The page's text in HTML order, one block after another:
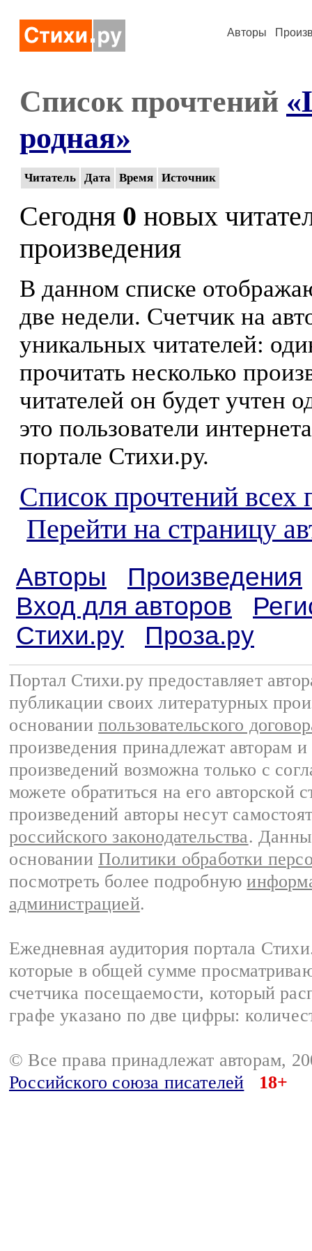
Авторы
Список прочтений
родная»
Читатель Дата Время Источник
Сегодня 0 новых
произведения
В данном списке
две недели. Счетчик на
уникальных читателей:
прочитать несколько
читателей он будет учтен
это пользователи
портале Стихи.ру.
Список прочтений всех
Перейти на страницу
Авторы
Произведения
Вход для авторов
Стихи.ру
Проза.ру
Портал Стихи.ру предоставляет
публикации своих литературных
основании пользовательского
произведения принадлежат авторам
произведений возможна только с
можете обратиться на его авторской
произведений авторы несут
российского законодательства.
основании Политики обработки
посмотреть более подробную
администрацией.
Ежедневная аудитория портала
которые в общей сумме
счетчика посещаемости, который
графе указано по две цифры:
© Все права принадлежат авторам,
Российского союза писателей
18+